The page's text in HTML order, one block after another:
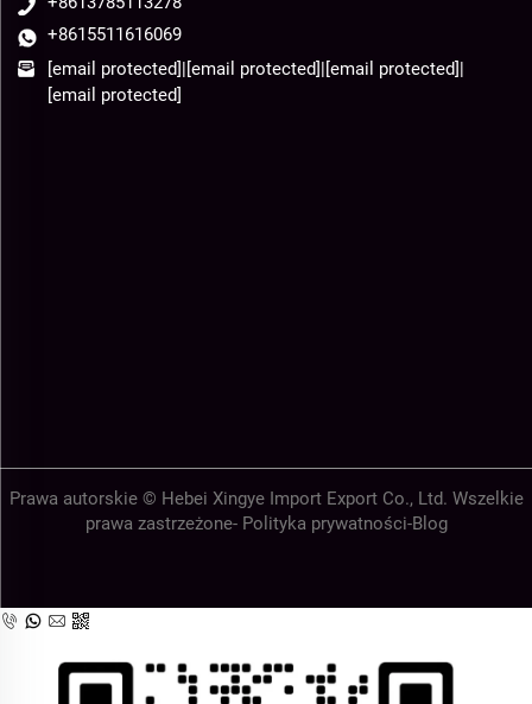
+8615511616069
[email protected]|[email protected]|[email protected]|
[email protected]
Prawa autorskie © Hebei Xingye Import Export Co., Ltd. Wszelkie
prawa zastrzeżone- Polityka prywatności-Blog